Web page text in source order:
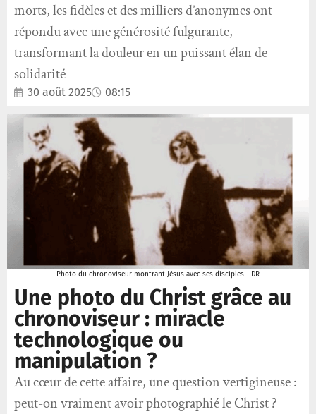
morts, les fidèles et des milliers d’anonymes ont
répondu avec une générosité fulgurante,
transformant la douleur en un puissant élan de
solidarité
30 août 2025 08:15
Photo du chronoviseur montrant Jésus avec ses disciples - DR
Une photo du Christ grâce au
chronoviseur : miracle
technologique ou
manipulation ?
Au cœur de cette affaire, une question vertigineuse :
peut-on vraiment avoir photographié le Christ ?